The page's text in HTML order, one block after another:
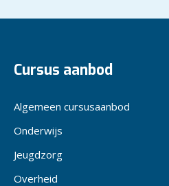
Cursus aanbod
Algemeen cursusaanbod
Onderwijs
Jeugdzorg
Overheid